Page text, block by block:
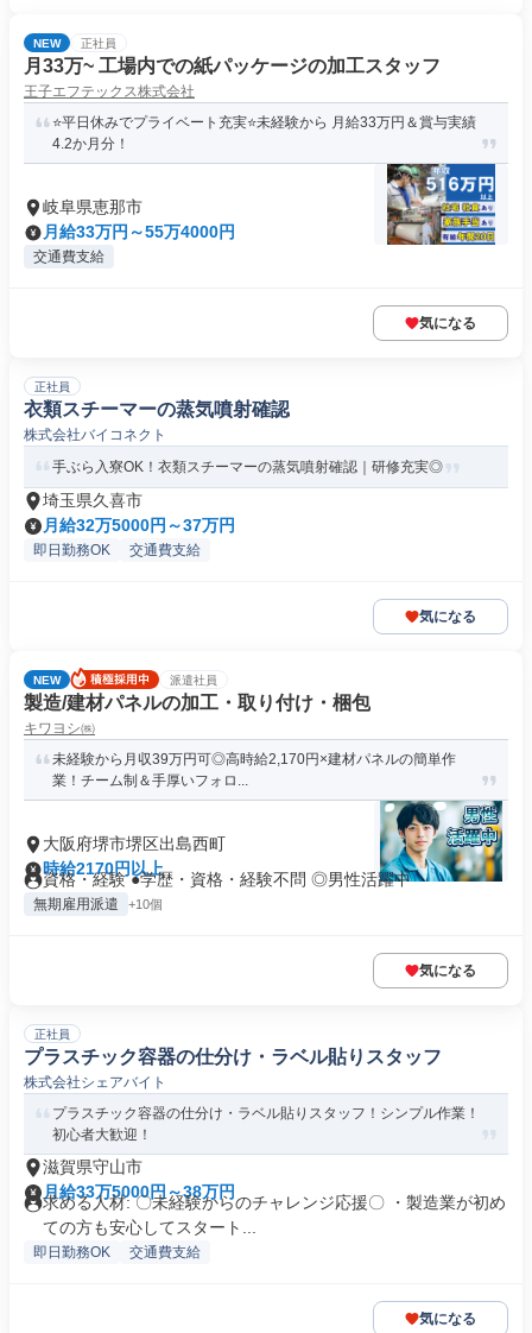
NEW 正社員
月33万~ 工場内での紙パッケージの加工スタッフ
王子エフテックス株式会社
⭐平日休みでプライベート充実⭐未経験から 月給33万円＆賞与実績
4.2か月分！
岐阜県恵那市
月給33万円～55万4000円
交通費支給
気になる
正社員
衣類スチーマーの蒸気噴射確認
株式会社バイコネクト
手ぶら入寮OK！衣類スチーマーの蒸気噴射確認｜研修充実◎
埼玉県久喜市
月給32万5000円～37万円
即日勤務OK 交通費支給
気になる
NEW 派遣社員
製造/建材パネルの加工・取り付け・梱包
キワヨシ㈱
未経験から月収39万円可◎高時給2,170円×建材パネルの簡単作
業！チーム制＆手厚いフォロ...
大阪府堺市堺区出島西町
時給2170円以上
資格・経験 ●学歴・資格・経験不問 ◎男性活躍中
無期雇用派遣 +10個
気になる
正社員
プラスチック容器の仕分け・ラベル貼りスタッフ
株式会社シェアバイト
プラスチック容器の仕分け・ラベル貼りスタッフ！シンプル作業！
初心者大歓迎！
滋賀県守山市
月給33万5000円～38万円
求める人材: 〇未経験からのチャレンジ応援〇 ・製造業が初め
ての方も安心してスタート...
即日勤務OK 交通費支給
気になる